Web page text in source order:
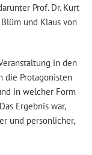
Prof. Dr. Kurt
und Klaus von
in den
die Protagonisten
in welcher Form
Ergebnis war,
und persönlicher,